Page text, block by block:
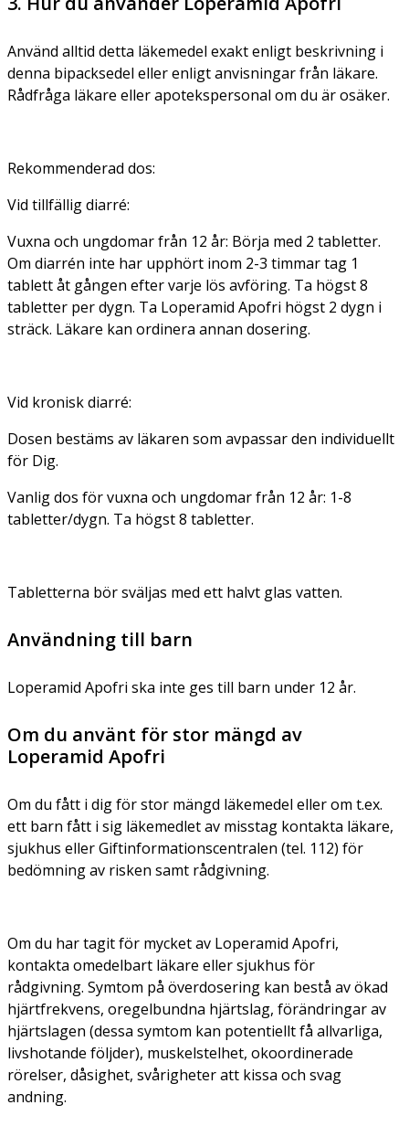
Använd alltid detta läkemedel exakt enligt beskrivning i
denna bipacksedel eller enligt anvisningar från läkare.
Rådfråga läkare eller apotekspersonal om du är osäker.
Rekommenderad dos:
Vid tillfällig diarré:
Vuxna och ungdomar från 12 år: Börja med 2 tabletter.
Om diarrén inte har upphört inom 2-3 timmar tag 1
tablett åt gången efter varje lös avföring. Ta högst 8
tabletter per dygn. Ta Loperamid Apofri högst 2 dygn i
sträck. Läkare kan ordinera annan dosering.
Vid kronisk diarré:
Dosen bestäms av läkaren som avpassar den individuellt
för Dig.
Vanlig dos för vuxna och ungdomar från 12 år: 1-8
tabletter/dygn. Ta högst 8 tabletter.
Tabletterna bör sväljas med ett halvt glas vatten.
Användning till barn
Loperamid Apofri ska inte ges till barn under 12 år.
Om du använt för stor mängd av
Loperamid Apofri
Om du fått i dig för stor mängd läkemedel eller om t.ex.
ett barn fått i sig läkemedlet av misstag kontakta läkare,
sjukhus eller Giftinformationscentralen (tel. 112) för
bedömning av risken samt rådgivning.
Om du har tagit för mycket av Loperamid Apofri,
kontakta omedelbart läkare eller sjukhus för
rådgivning. Symtom på överdosering kan bestå av ökad
hjärtfrekvens, oregelbundna hjärtslag, förändringar av
hjärtslagen (dessa symtom kan potentiellt få allvarliga,
livshotande följder), muskelstelhet, okoordinerade
rörelser, dåsighet, svårigheter att kissa och svag
andning.